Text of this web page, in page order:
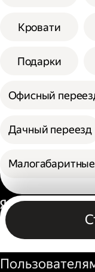
Кровати
Подарки
Офисный
Дачный переезд
Бизнесу